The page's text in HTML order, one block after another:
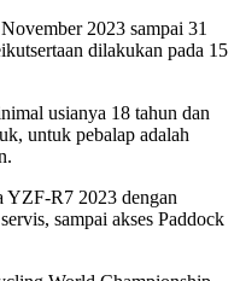
2023 sampai 31
dilakukan pada 15
usianya 18 tahun dan
untuk pebalap adalah
YZF-R7 2023 dengan
sampai akses Paddock